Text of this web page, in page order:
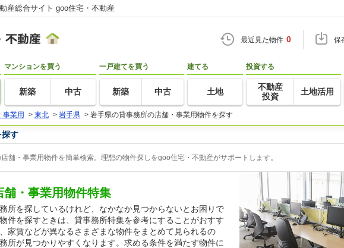
産総合サイト goo住宅・不動産
最近見た物件 0 保
マンションを買う
新築 中古
一戸建てを買う
新築 中古
建てる
土地
投資する
不動産
投資
土地活用
事業用 > 東北 > 岩手県 > 岩手県の貸事務所の店舗・事業用物件を探す
探す
舗・事業用物件を簡単検索。理想の物件探しをgoo住宅・不動産がサポートします。
舗・事業用物件特集
所を探しているけれど、なかなか見つからないとお困りで
件を探すときは、貸事務所特集を参考にすることがおすす
家賃などが異なるさまざまな物件をまとめて見られるの
所が見つかりやすくなります。求める条件を満たす物件に